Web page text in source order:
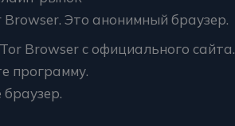
Browser. Это анонимный браузер.
Browser с официального сайта.
программу.
браузер.